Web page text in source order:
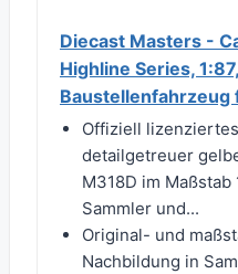
Diecast Masters -
Highline Series,
Baustellenfahrzeug
Offiziell
detailgetreuer
M318D im Maßstab
Sammler und...
Original- und
Nachbildung in